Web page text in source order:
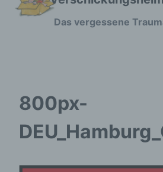
Zum
Das vergessene
800px-